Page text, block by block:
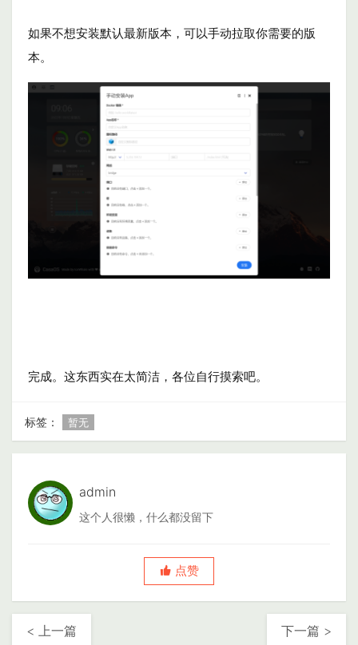
如果不想安装默认最新版本，可以手动拉取你需要的版
本。
完成。这东西实在太简洁，各位自行摸索吧。
标签： 暂无
admin
这个人很懒，什么都没留下
点赞
< 上一篇 下一篇 >